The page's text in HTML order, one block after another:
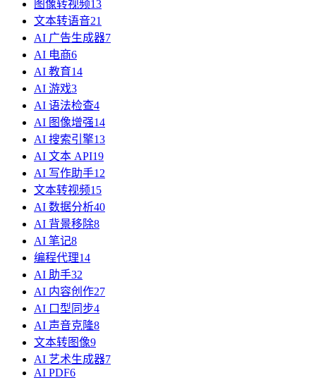
图像转视频13
文本转语音21
AI 广告生成器7
AI 电商6
AI 教育14
AI 游戏3
AI 语法检查4
AI 图像增强14
AI 搜索引擎13
AI 文本 API19
AI 写作助手12
文本转视频15
AI 数据分析40
AI 背景移除8
AI 笔记8
编程代理14
AI 助手32
AI 内容创作27
AI 口型同步4
AI 声音克隆8
文本转图像9
AI 艺术生成器7
AI PDF6